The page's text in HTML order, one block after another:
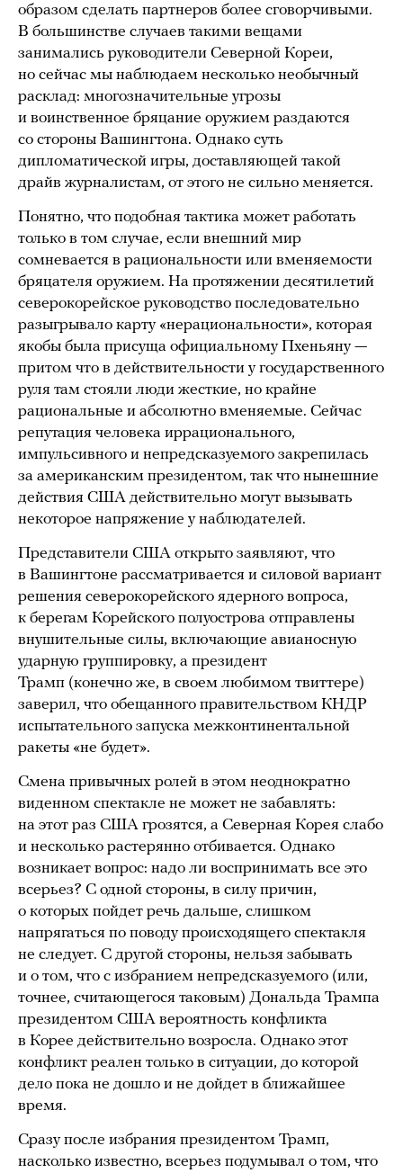
образом сделать партнеров более сговорчивыми.
В большинстве случаев такими вещами
занимались руководители Северной Кореи,
но сейчас мы наблюдаем несколько необычный
расклад: многозначительные угрозы
и воинственное бряцание оружием раздаются
со стороны Вашингтона. Однако суть
дипломатической игры, доставляющей такой
драйв журналистам, от этого не сильно меняется.
Понятно, что подобная тактика может работать
только в том случае, если внешний мир
сомневается в рациональности или вменяемости
бряцателя оружием. На протяжении десятилетий
северокорейское руководство последовательно
разыгрывало карту «нерациональности», которая
якобы была присуща официальному Пхеньяну —
притом что в действительности у государственного
руля там стояли люди жесткие, но крайне
рациональные и абсолютно вменяемые. Сейчас
репутация человека иррационального,
импульсивного и непредсказуемого закрепилась
за американским президентом, так что нынешние
действия США действительно могут вызывать
некоторое напряжение у наблюдателей.
Представители США открыто заявляют, что
в Вашингтоне рассматривается и силовой вариант
решения северокорейского ядерного вопроса,
к берегам Корейского полуострова отправлены
внушительные силы, включающие авианосную
ударную группировку, а президент
Трамп (конечно же, в своем любимом твиттере)
заверил, что обещанного правительством КНДР
испытательного запуска межконтинентальной
ракеты «не будет».
Смена привычных ролей в этом неоднократно
виденном спектакле не может не забавлять:
на этот раз США грозятся, а Северная Корея слабо
и несколько растерянно отбивается. Однако
возникает вопрос: надо ли воспринимать все это
всерьез? С одной стороны, в силу причин,
о которых пойдет речь дальше, слишком
напрягаться по поводу происходящего спектакля
не следует. С другой стороны, нельзя забывать
и о том, что с избранием непредсказуемого (или,
точнее, считающегося таковым) Дональда Трампа
президентом США вероятность конфликта
в Корее действительно возросла. Однако этот
конфликт реален только в ситуации, до которой
дело пока не дошло и не дойдет в ближайшее
время.
Сразу после избрания президентом Трамп,
насколько известно, всерьез подумывал о том, что